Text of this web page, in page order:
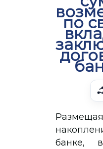
по
банке,